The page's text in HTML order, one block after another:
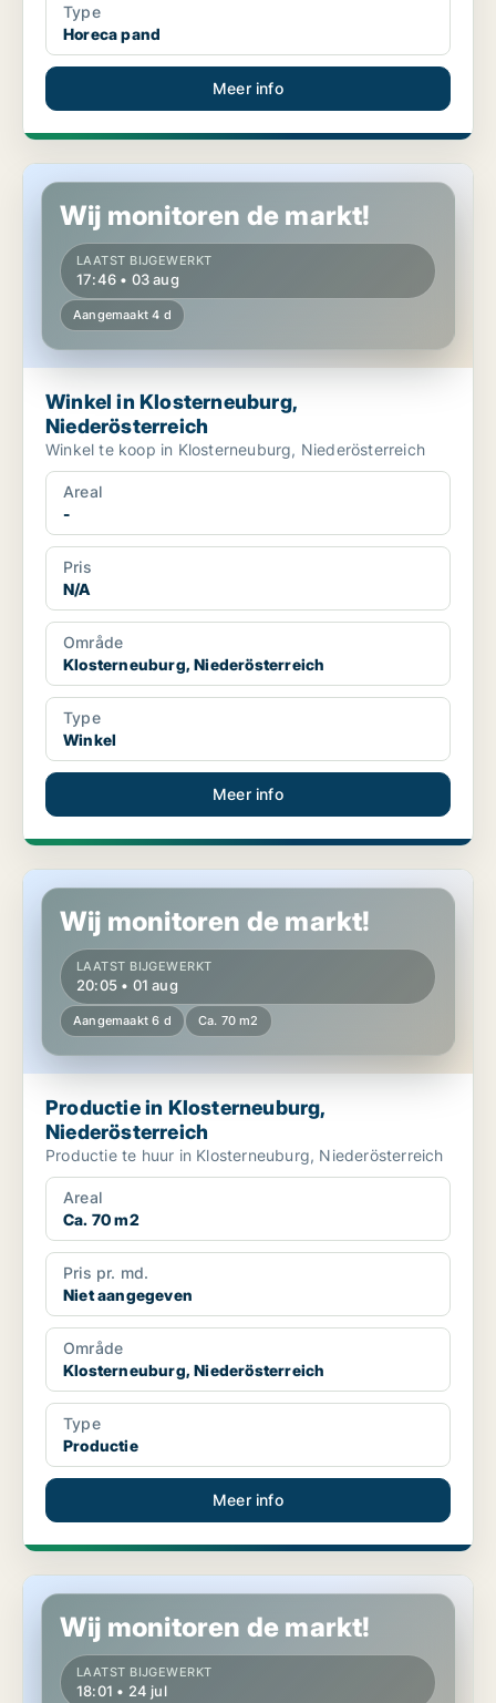
Type
Horeca pand
Meer info
Winkel in Klosterneuburg, Niederösterreich
Wij monitoren de markt!
LAATST BIJGEWERKT
17:46 • 03 aug
Aangemaakt 4 d
Winkel in Klosterneuburg,
Niederösterreich
Winkel te koop in Klosterneuburg, Niederösterreich
Areal
-
Pris
N/A
Område
Klosterneuburg, Niederösterreich
Type
Winkel
Meer info
Productie in Klosterneuburg, Niederösterreich
Wij monitoren de markt!
LAATST BIJGEWERKT
20:05 • 01 aug
Aangemaakt 6 d Ca. 70 m2
Productie in Klosterneuburg,
Niederösterreich
Productie te huur in Klosterneuburg, Niederösterreich
Areal
Ca. 70 m2
Pris pr. md.
Niet aangegeven
Område
Klosterneuburg, Niederösterreich
Type
Productie
Meer info
Grond in Klosterneuburg, Niederösterreich
Wij monitoren de markt!
LAATST BIJGEWERKT
18:01 • 24 jul